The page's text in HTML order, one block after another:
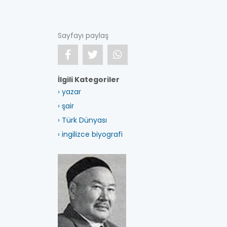
Sayfayı paylaş
İlgili Kategoriler
› yazar
› şair
› Türk Dünyası
› ingilizce biyografi